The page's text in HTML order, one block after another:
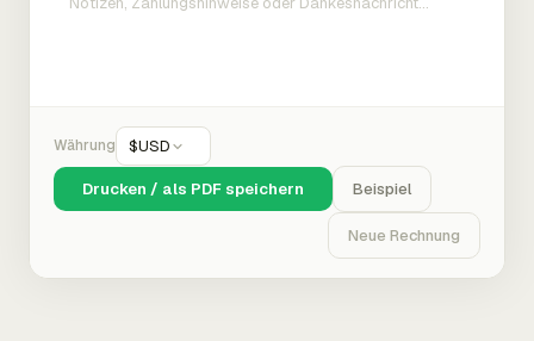
Währung $USD
Drucken / als PDF speichern Beispiel
Neue Rechnung